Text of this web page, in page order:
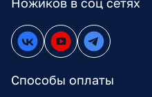
Способы оплаты